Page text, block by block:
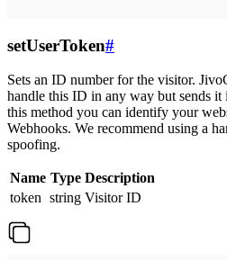
setUserToken#
Sets an ID number for the visitor.
handle this ID in any way but sends
this method you can identify your
Webhooks. We recommend using a
spoofing.
Name Type Description
token string Visitor ID